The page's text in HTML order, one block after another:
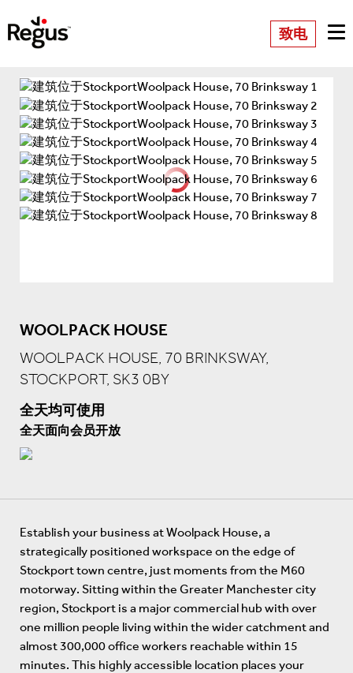
致电
WOOLPACK HOUSE
WOOLPACK HOUSE, 70 BRINKSWAY,
STOCKPORT, SK3 0BY
全天均可使用
全天面向会员开放
Establish your business at Woolpack House, a
strategically positioned workspace on the edge of
Stockport town centre, just moments from the M60
motorway. Sitting within the Greater Manchester city
region, Stockport is a major commercial hub with over
one million people living within the wider catchment and
almost 300,000 office workers reachable within 15
minutes. This highly accessible location places your